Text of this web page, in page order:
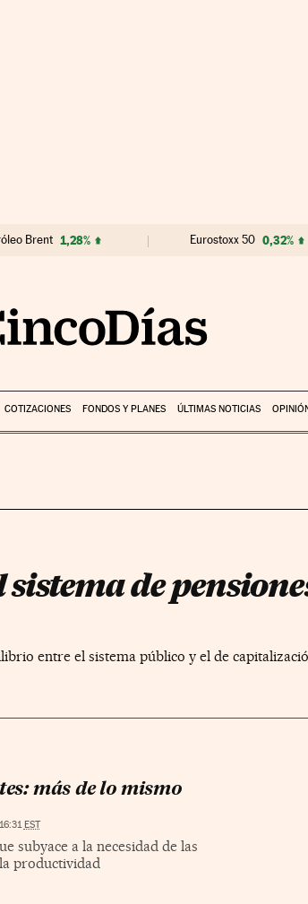
Brent 1,28% Eurostoxx 50 0,32%
COTIZACIONES FONDOS Y PLANES ÚLTIMAS NOTICIAS
de
entre el sistema público y el de
más de lo mismo
EST
subyace a la necesidad de las
productividad